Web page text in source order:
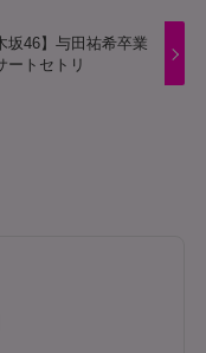
坂46】与田祐希卒業
ートセトリ